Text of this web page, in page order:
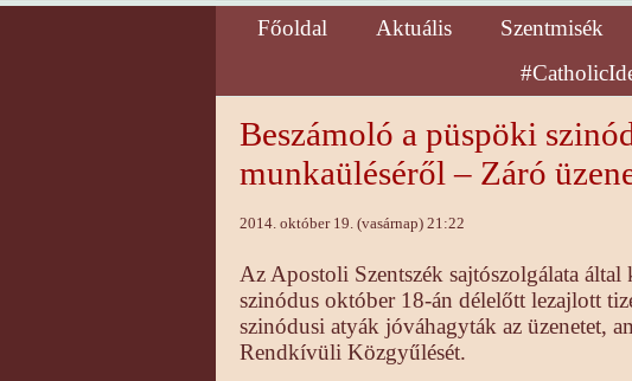
Főoldal Aktuális Szentmisék
Beszámoló a püspöki
munkaüléséről – Záró
2014. október 19. (vasárnap) 21:22
Az Apostoli Szentszék sajtószolgálata
szinódus október 18-án délelőtt lezajlott
szinódusi atyák jóváhagyták az üzenetet,
Rendkívüli Közgyűlését.